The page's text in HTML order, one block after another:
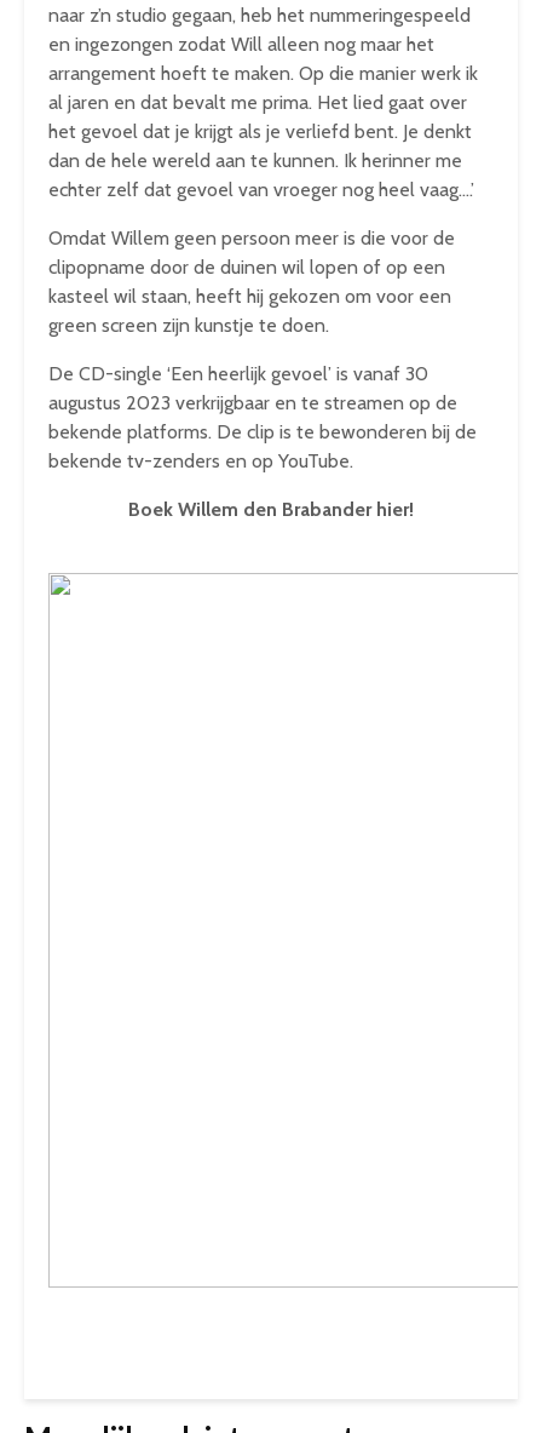
naar z’n studio gegaan, heb het nummeringespeeld
en ingezongen zodat Will alleen nog maar het
arrangement hoeft te maken. Op die manier werk ik
al jaren en dat bevalt me prima. Het lied gaat over
het gevoel dat je krijgt als je verliefd bent. Je denkt
dan de hele wereld aan te kunnen. Ik herinner me
echter zelf dat gevoel van vroeger nog heel vaag….’
Omdat Willem geen persoon meer is die voor de
clipopname door de duinen wil lopen of op een
kasteel wil staan, heeft hij gekozen om voor een
green screen zijn kunstje te doen.
De CD-single ‘Een heerlijk gevoel’ is vanaf 30
augustus 2023 verkrijgbaar en te streamen op de
bekende platforms. De clip is te bewonderen bij de
bekende tv-zenders en op YouTube.
Boek Willem den Brabander hier!